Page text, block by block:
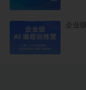
企业